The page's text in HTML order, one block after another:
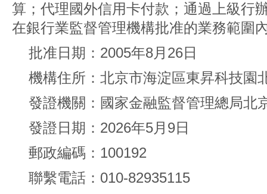
算；代理國外信用卡付款；通過上級行
在銀行業監督管理機構批准的業務範圍
批准日期：2005年8月26日
機構住所：北京市海淀區東昇科技園
發證機關：國家金融監督管理總局北
發證日期：2026年5月9日
郵政編碼：100192
聯繫電話：010-82935115